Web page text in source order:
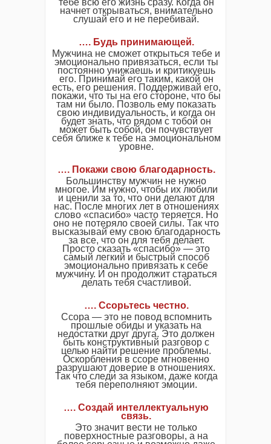
тебе всю его жизнь сразу. Когда он
начнет открываться, внимательно
слушай его и не перебивай.
…. Будь принимающей.
Мужчина не сможет открыться тебе и
эмоционально привязаться, если ты
постоянно унижаешь и критикуешь
его. Принимай его таким, какой он
есть, его решения. Поддерживай его,
покажи, что ты на его стороне, что бы
там ни было. Позволь ему показать
свою индивидуальность, и когда он
будет знать, что рядом с тобой он
может быть собой, он почувствует
себя ближе к тебе на эмоциональном
уровне.
…. Покажи свою благодарность.
Большинству мужчин не нужно
многое. Им нужно, чтобы их любили
и ценили за то, что они делают для
нас. После многих лет в отношениях
слово «спасибо» часто теряется. Но
оно не потеряло своей силы. Так что
высказывай ему свою благодарность
за все, что он для тебя делает.
Просто сказать «спасибо» — это
самый легкий и быстрый способ
эмоционально привязать к себе
мужчину. И он продолжит стараться
делать тебя счастливой.
…. Ссорьтесь честно.
Ссора — это не повод вспомнить
прошлые обиды и указать на
недостатки друг друга. Это должен
быть конструктивный разговор с
целью найти решение проблемы.
Оскорбления в ссоре мгновенно
разрушают доверие в отношениях.
Так что следи за языком, даже когда
тебя переполняют эмоции.
…. Создай интеллектуальную
связь.
Это значит вести не только
поверхностные разговоры, а на